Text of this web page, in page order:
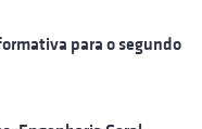
para o segundo